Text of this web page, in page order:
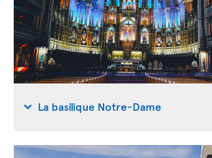
La basilique Notre-Dame